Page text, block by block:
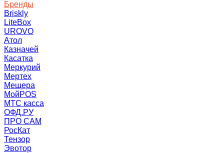
Бренды
Briskly
LiteBox
UROVO
Атол
Казначей
Касатка
Меркурий
Мертех
Мещера
МойPOS
МТС касса
ОФД.РУ
ПРО САМ
РосКат
Тензор
Эвотор